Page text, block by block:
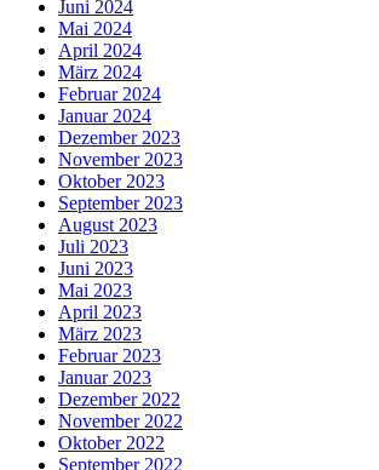
Juni 2024
Mai 2024
April 2024
März 2024
Februar 2024
Januar 2024
Dezember 2023
November 2023
Oktober 2023
September 2023
August 2023
Juli 2023
Juni 2023
Mai 2023
April 2023
März 2023
Februar 2023
Januar 2023
Dezember 2022
November 2022
Oktober 2022
September 2022